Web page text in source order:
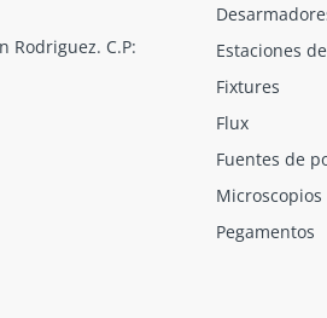
Rodriguez. C.P:
Estaciones
Fixtures
Flux
Fuentes de
Microscopios
Pegamentos